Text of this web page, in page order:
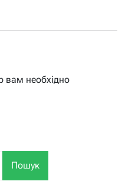
вам необхідно
Пошук